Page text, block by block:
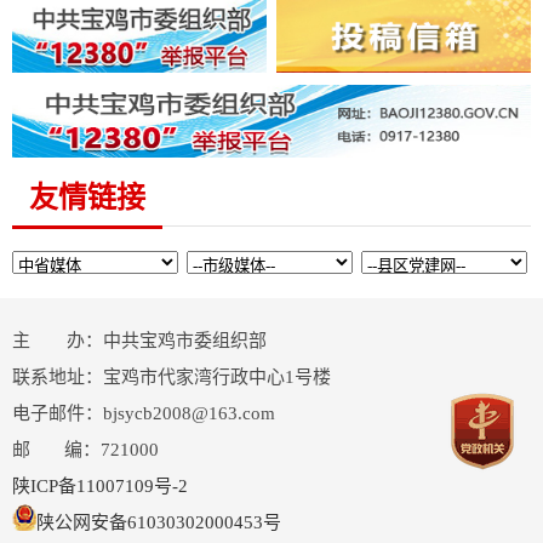
友情链接
主 办：中共宝鸡市委组织部
联系地址：宝鸡市代家湾行政中心1号楼
电子邮件：bjsycb2008@163.com
邮 编：721000
陕ICP备11007109号-2
陕公网安备61030302000453号